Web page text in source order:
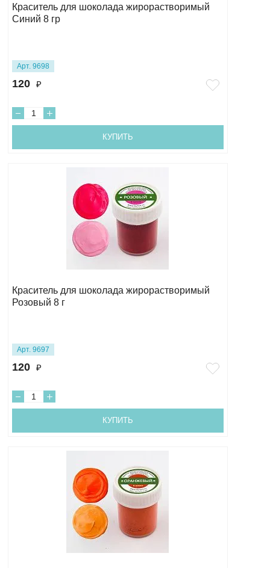
Краситель для шоколада жирорастворимый
Синий 8 гр
Арт. 9698
120 ₽
КУПИТЬ
Краситель для шоколада жирорастворимый
Розовый 8 г
Арт. 9697
120 ₽
КУПИТЬ